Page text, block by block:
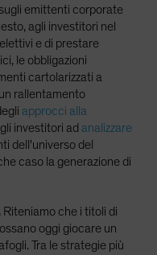
emittenti corporate
agli investitori nel
e di prestare
le obbligazioni
cartolarizzati a
rallentamento
approcci alla
investitori ad analizzare
dell'universo del
caso la generazione di
Riteniamo che i titoli di
oggi giocare un
Tra le strategie più